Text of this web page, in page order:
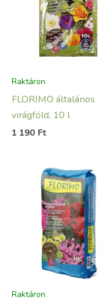
Raktáron
FLORIMO általános
virágföld, 10 l
1 190 Ft
Raktáron